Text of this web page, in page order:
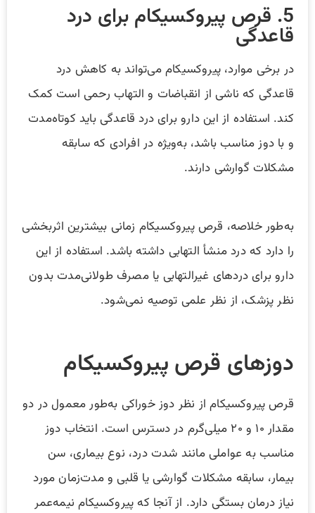
5. قرص پیروکسیکام برای درد
قاعدگی
در برخی موارد، پیروکسیکام می‌تواند به کاهش درد
قاعدگی که ناشی از انقباضات و التهاب رحمی است کمک
کند. استفاده از این دارو برای درد قاعدگی باید کوتاه‌مدت
و با دوز مناسب باشد، به‌ویژه در افرادی که سابقه
مشکلات گوارشی دارند.
به‌طور خلاصه، قرص پیروکسیکام زمانی بیشترین اثربخشی
را دارد که درد منشأ التهابی داشته باشد. استفاده از این
دارو برای دردهای غیرالتهابی یا مصرف طولانی‌مدت بدون
نظر پزشک، از نظر علمی توصیه نمی‌شود.
دوزهای قرص پیروکسیکام
قرص پیروکسیکام از نظر دوز خوراکی به‌طور معمول در دو
مقدار ۱۰ و ۲۰ میلی‌گرم در دسترس است. انتخاب دوز
مناسب به عواملی مانند شدت درد، نوع بیماری، سن
بیمار، سابقه مشکلات گوارشی یا قلبی و مدت‌زمان مورد
نیاز درمان بستگی دارد. از آنجا که پیروکسیکام نیمه‌عمر